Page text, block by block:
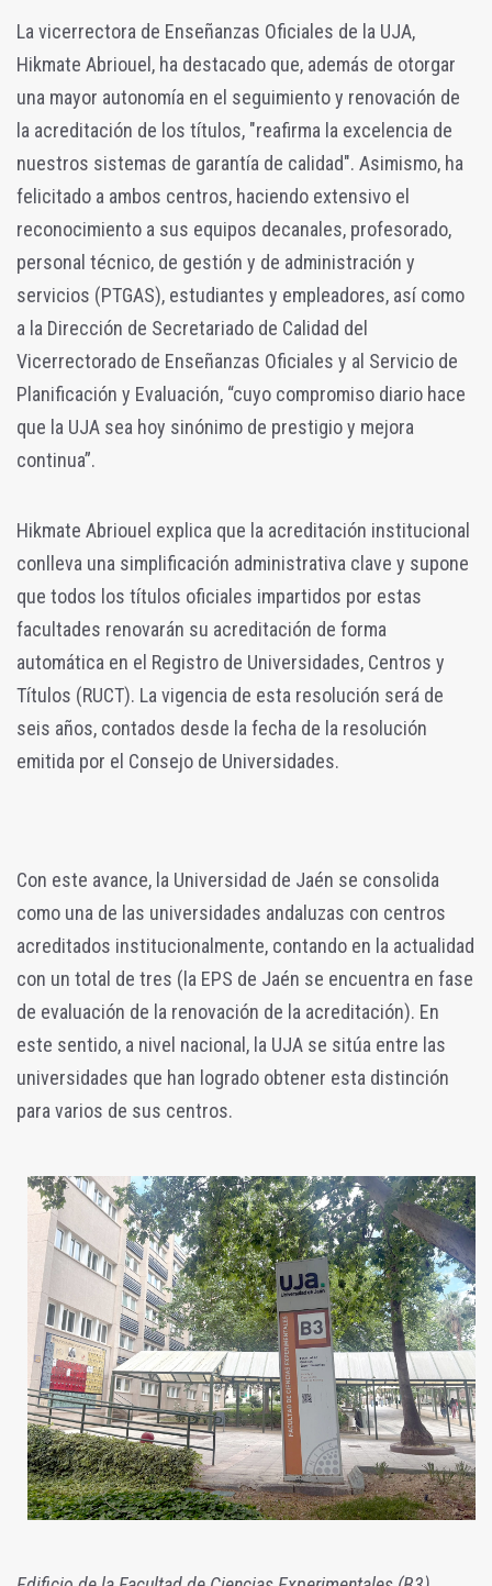
La vicerrectora de Enseñanzas Oficiales de la UJA,
Hikmate Abriouel, ha destacado que, además de otorgar
una mayor autonomía en el seguimiento y renovación de
la acreditación de los títulos, "reafirma la excelencia de
nuestros sistemas de garantía de calidad". Asimismo, ha
felicitado a ambos centros, haciendo extensivo el
reconocimiento a sus equipos decanales, profesorado,
personal técnico, de gestión y de administración y
servicios (PTGAS), estudiantes y empleadores, así como
a la Dirección de Secretariado de Calidad del
Vicerrectorado de Enseñanzas Oficiales y al Servicio de
Planificación y Evaluación, “cuyo compromiso diario hace
que la UJA sea hoy sinónimo de prestigio y mejora
continua”.
Hikmate Abriouel explica que la acreditación institucional
conlleva una simplificación administrativa clave y supone
que todos los títulos oficiales impartidos por estas
facultades renovarán su acreditación de forma
automática en el Registro de Universidades, Centros y
Títulos (RUCT). La vigencia de esta resolución será de
seis años, contados desde la fecha de la resolución
emitida por el Consejo de Universidades.
Con este avance, la Universidad de Jaén se consolida
como una de las universidades andaluzas con centros
acreditados institucionalmente, contando en la actualidad
con un total de tres (la EPS de Jaén se encuentra en fase
de evaluación de la renovación de la acreditación). En
este sentido, a nivel nacional, la UJA se sitúa entre las
universidades que han logrado obtener esta distinción
para varios de sus centros.